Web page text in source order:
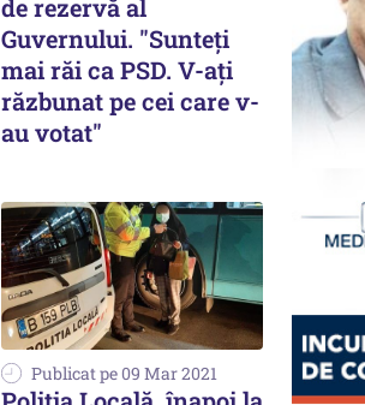
de rezervă al
Guvernului. "Sunteţi
mai răi ca PSD. V-aţi
răzbunat pe cei care v-
au votat"
Publicat pe 09 Mar 2021